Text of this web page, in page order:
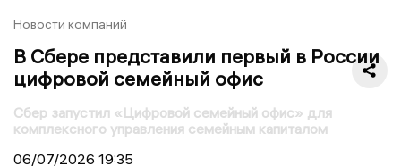
Новости компаний
В Сбере представили первый в России
цифровой семейный офис
Сбер запустил «Цифровой семейный офис» для
комплексного управления семейным капиталом
06/07/2026 19:35